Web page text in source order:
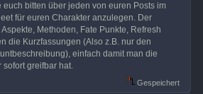
euch bitten über jeden von euren Posts im
für euren Charakter anzulegen. Der
Methoden, Fate Punkte, Refresh
die Kurzfassungen (Also z.B. nur den
einfach damit man die
greifbar hat.
Gespeichert